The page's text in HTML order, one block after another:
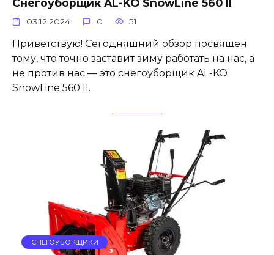
Снегоуборщик AL-KO SnowLine 560 II
03.12.2024 0 51
Приветствую! Сегодняшний обзор посвящён
тому, что точно заставит зиму работать на нас, а
не против нас — это снегоуборщик AL-KO
SnowLine 560 II.
СНЕГОУБОРЩИКИ